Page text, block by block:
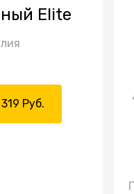
Elite
Руб.